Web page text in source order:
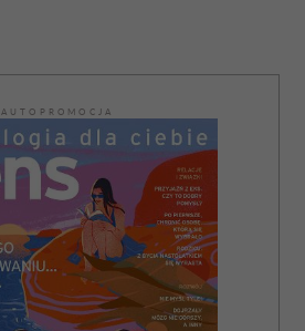
AUTOPROMOCJA